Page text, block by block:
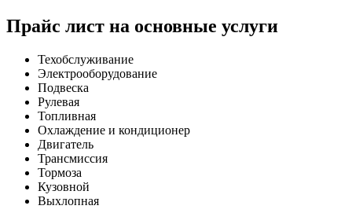
Прайс лист на основные услуги
Техобслуживание
Электрооборудование
Подвеска
Рулевая
Топливная
Охлаждение и кондиционер
Двигатель
Трансмиссия
Тормоза
Кузовной
Выхлопная